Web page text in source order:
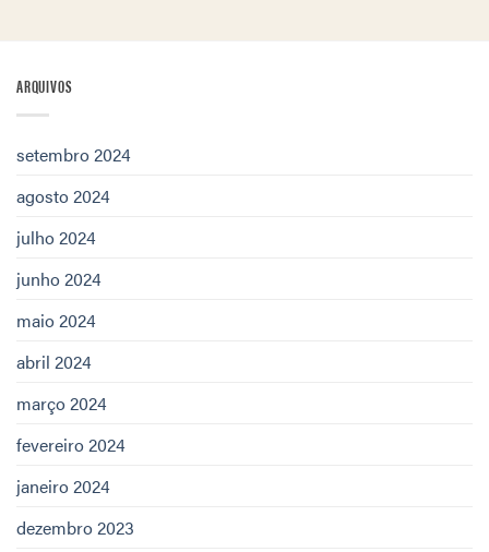
ARQUIVOS
setembro 2024
agosto 2024
julho 2024
junho 2024
maio 2024
abril 2024
março 2024
fevereiro 2024
janeiro 2024
dezembro 2023